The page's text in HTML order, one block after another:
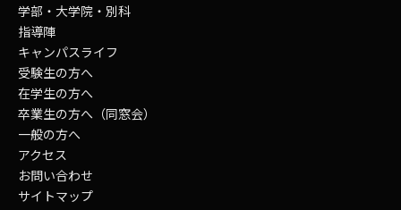
学部・大学院・別科
指導陣
キャンパスライフ
受験生の方へ
在学生の方へ
卒業生の方へ（同窓会）
一般の方へ
アクセス
お問い合わせ
サイトマップ